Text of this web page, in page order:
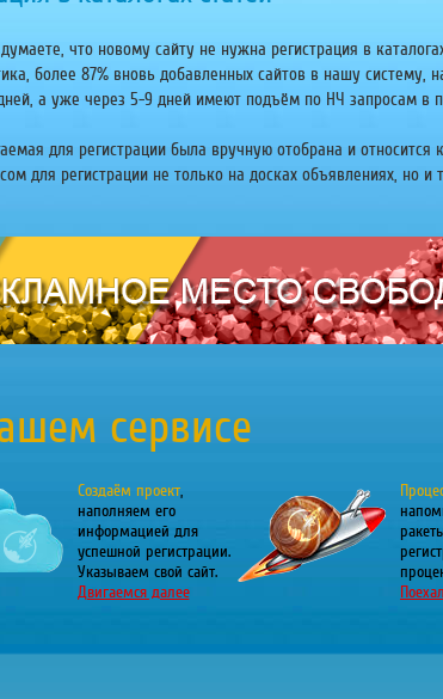
что новому сайту не нужна регистрация в
более 87% вновь добавленных сайтов в нашу систему,
а уже через 5-9 дней имеют подъём по НЧ запросам в
для регистрации была вручную отобрана и относится к
для регистрации не только на досках объявлениях, но и
сервисе
Создаём проект,
наполняем его
информацией для
успешной регистрации.
Указываем свой сайт.
Двигаемся далее